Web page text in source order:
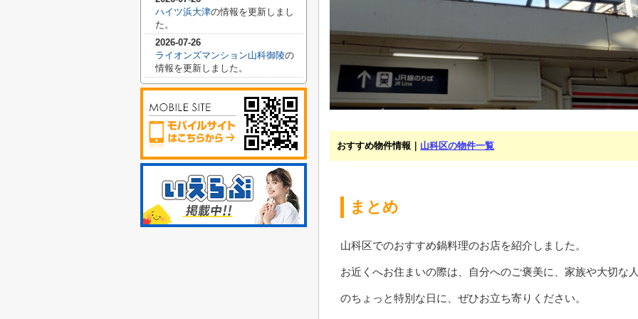
おすすめ物件情報｜ 山科区の物件一覧
まとめ
山科区でのおすすめ鍋料理のお店を紹介しました。
お近くへお住まいの際は、自分へのご褒美に、家族や大切な
のちょっと特別な日に、ぜひお立ち寄りください。
ハイツ浜大津の情報を更新しまし
た。
2026-07-26
ライオンズマンション山科御陵の
情報を更新しました。